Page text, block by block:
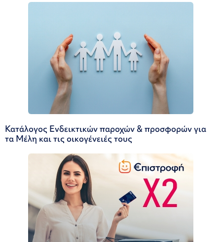
Κατάλογος Ενδεικτικών παροχών & προσφορών για
τα Μέλη και τις οικογένειές τους